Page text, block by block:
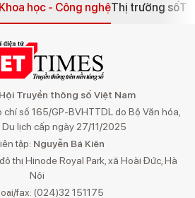
Khoa học - Công nghệThị trường số
Truyền thông số Việt Nam
số 165/GP-BVHTTDL do Bộ Văn hóa,
lịch cấp ngày 27/11/2025
tập: Nguyễn Bá Kiên
thị Hinode Royal Park, xã Hoài Đức, Hà
Nội
fax: (024)32 151175